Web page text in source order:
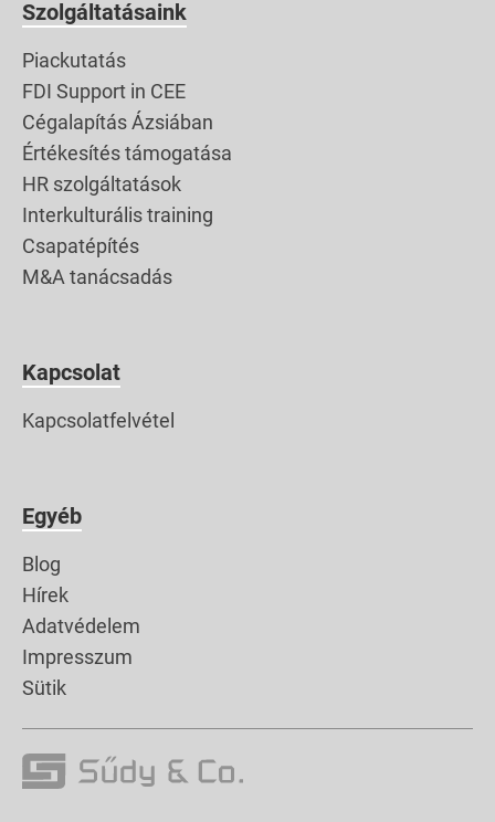
megoldást arra, hogyan
Szolgáltatásaink
Piackutatás
FDI Support in CEE
Cégalapítás Ázsiában
Értékesítés támogatása
HR szolgáltatások
Interkulturális training
Csapatépítés
M&A tanácsadás
Kapcsolat
Kapcsolatfelvétel
Egyéb
Blog
Hírek
Adatvédelem
Impresszum
Sütik